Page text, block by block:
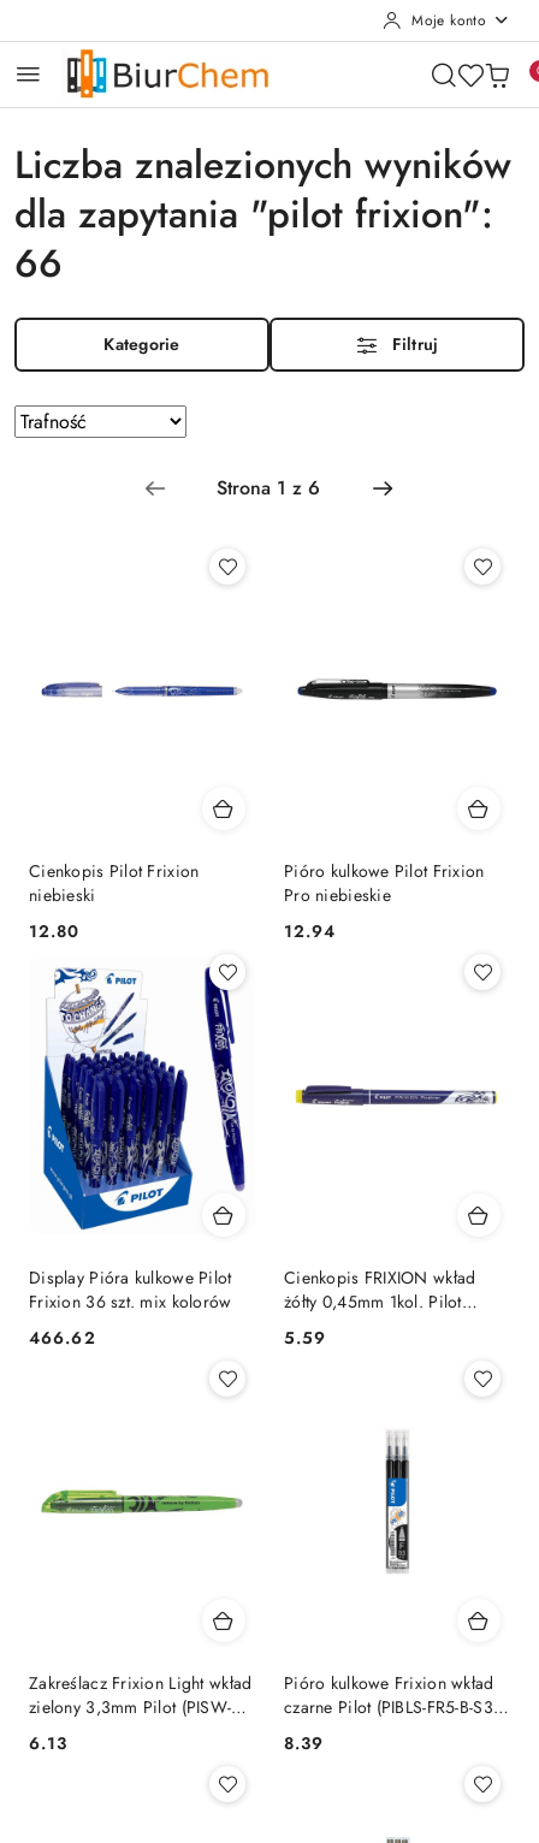
Moje konto
Liczba znalezionych wyników
dla zapytania "pilot frixion":
66
Kategorie Filtruj
Sortuj
według
Cienkopis Pilot Frixion
niebieski
Cena:
12.80
Pióro kulkowe Pilot Frixion
Pro niebieskie
Cena:
12.94
Display Pióra kulkowe Pilot
Frixion 36 szt. mix kolorów
Cena:
466.62
Cienkopis FRIXION wkład
żółty 0,45mm 1kol. Pilot
Cena:
5.59
Zakreślacz Frixion Light wkład
zielony 3,3mm Pilot (PISW-FL-
G)
Cena:
6.13
Pióro kulkowe Frixion wkład
czarne Pilot (PIBLS-FR5-B-S3-
E)
Cena:
8.39